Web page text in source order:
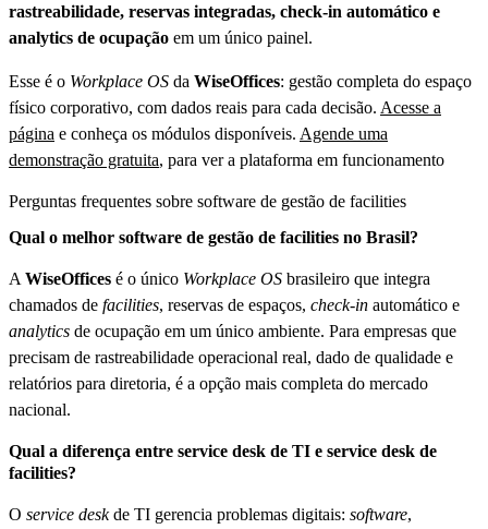
rastreabilidade, reservas integradas, check-in automático e
analytics de ocupação em um único painel.
Esse é o Workplace OS da WiseOffices: gestão completa do espaço
físico corporativo, com dados reais para cada decisão. Acesse a
página e conheça os módulos disponíveis. Agende uma
demonstração gratuita, para ver a plataforma em funcionamento
Perguntas frequentes sobre software de gestão de facilities
Qual o melhor software de gestão de facilities no Brasil?
A WiseOffices é o único Workplace OS brasileiro que integra
chamados de facilities, reservas de espaços, check-in automático e
analytics de ocupação em um único ambiente. Para empresas que
precisam de rastreabilidade operacional real, dado de qualidade e
relatórios para diretoria, é a opção mais completa do mercado
nacional.
Qual a diferença entre service desk de TI e service desk de
facilities?
O service deskde TI gerencia problemas digitais: software,